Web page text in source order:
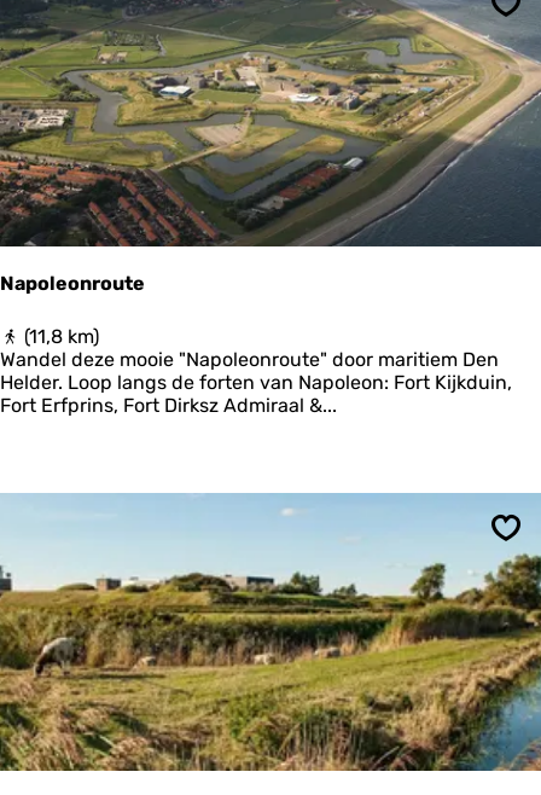
y
s
l
â
n
:
f
o
o
d
r
o
u
e
H
a
r
g
-
F
r
a
n
e
k
e
r
Napoleonroute
N
a
p
o
n
u
t
e
(11,8 km)
Wandel deze mooie "Napoleonroute" door maritiem Den
Helder. Loop langs de forten van Napoleon: Fort Kijkduin,
Fort Erfprins, Fort Dirksz Admiraal &...